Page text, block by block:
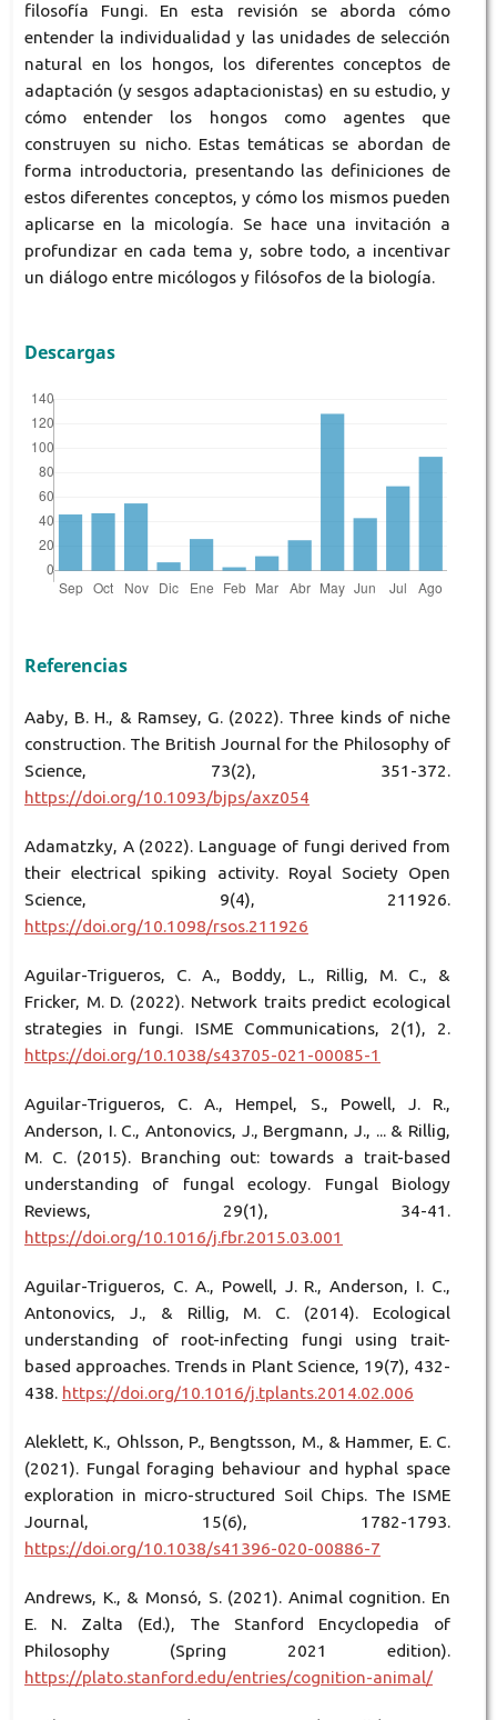
filosofía Fungi. En esta revisión se aborda cómo
entender la individualidad y las unidades de selección
natural en los hongos, los diferentes conceptos de
adaptación (y sesgos adaptacionistas) en su estudio, y
cómo entender los hongos como agentes que
construyen su nicho. Estas temáticas se abordan de
forma introductoria, presentando las definiciones de
estos diferentes conceptos, y cómo los mismos pueden
aplicarse en la micología. Se hace una invitación a
profundizar en cada tema y, sobre todo, a incentivar
un diálogo entre micólogos y filósofos de la biología.
Descargas
Referencias
Aaby, B. H., & Ramsey, G. (2022). Three kinds of niche
construction. The British Journal for the Philosophy of
Science, 73(2), 351-372.
https://doi.org/10.1093/bjps/axz054
Adamatzky, A (2022). Language of fungi derived from
their electrical spiking activity. Royal Society Open
Science, 9(4), 211926.
https://doi.org/10.1098/rsos.211926
Aguilar-Trigueros, C. A., Boddy, L., Rillig, M. C., &
Fricker, M. D. (2022). Network traits predict ecological
strategies in fungi. ISME Communications, 2(1), 2.
https://doi.org/10.1038/s43705-021-00085-1
Aguilar-Trigueros, C. A., Hempel, S., Powell, J. R.,
Anderson, I. C., Antonovics, J., Bergmann, J., ... & Rillig,
M. C. (2015). Branching out: towards a trait-based
understanding of fungal ecology. Fungal Biology
Reviews, 29(1), 34-41.
https://doi.org/10.1016/j.fbr.2015.03.001
Aguilar-Trigueros, C. A., Powell, J. R., Anderson, I. C.,
Antonovics, J., & Rillig, M. C. (2014). Ecological
understanding of root-infecting fungi using trait-
based approaches. Trends in Plant Science, 19(7), 432-
438. https://doi.org/10.1016/j.tplants.2014.02.006
Aleklett, K., Ohlsson, P., Bengtsson, M., & Hammer, E. C.
(2021). Fungal foraging behaviour and hyphal space
exploration in micro-structured Soil Chips. The ISME
Journal, 15(6), 1782-1793.
https://doi.org/10.1038/s41396-020-00886-7
Andrews, K., & Monsó, S. (2021). Animal cognition. En
E. N. Zalta (Ed.), The Stanford Encyclopedia of
Philosophy (Spring 2021 edition).
https://plato.stanford.edu/entries/cognition-animal/